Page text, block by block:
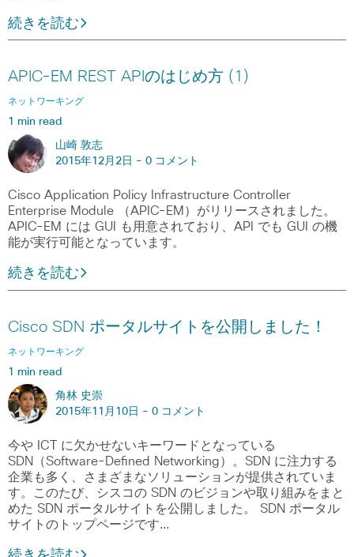
続きを読む
APIC-EM REST APIのはじめ方 (1)
ネットワーキング
1 min read
山崎 敦志
2015年12月2日 - 0 コメント
Cisco Application Policy Infrastructure Controller
Enterprise Module （APIC-EM）がリリースされました。
APIC-EM には GUI も用意されており、API でも GUI の機
能が実行可能となっています。
続きを読む
Cisco SDN ポータルサイトを公開しました！
ネットワーキング
1 min read
角林 史崇
2015年11月10日 - 0 コメント
今や ICT に欠かせないキーワードとなっている
SDN（Software-Defined Networking）。SDN に注力する
企業も多く、さまざまなソリューションが提供されていま
す。このたび、シスコの SDN のビジョンや取り組みをまと
めた SDN ポータルサイトを公開しました。 SDN ポータル
サイトのトップページです…